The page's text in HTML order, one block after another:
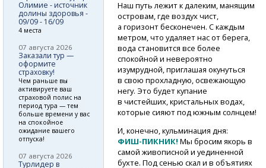
Наш путь лежит к далеким, манящим
островам, где воздух чист,
а горизонт бесконечен. С каждым
метром, что удаляет нас от берега,
вода становится все более
спокойной и невероятно
изумрудной, приглашая окунуться
в свою прохладную, освежающую
негу. Это будет купание
в чистейших, кристальных водах,
которые сияют под южным солнцем!
И, конечно, кульминация дня:
ФИШ-ПИКНИК! Мы бросим якорь в
самой живописной и уединенной
бухте. Под сенью скал и в объятиях
Олимие - источник
долины здоровья -
09/09 - 16/09
4 места
07 августа 2026
Заказали тур —
оформите
страховку!
Чем раньше вы
активируете ваш
страховой полис на
период тура — тем
больше времени у вас
на спокойное
ожидание вашего
отпуска!
07 августа 2026
Турлидер в